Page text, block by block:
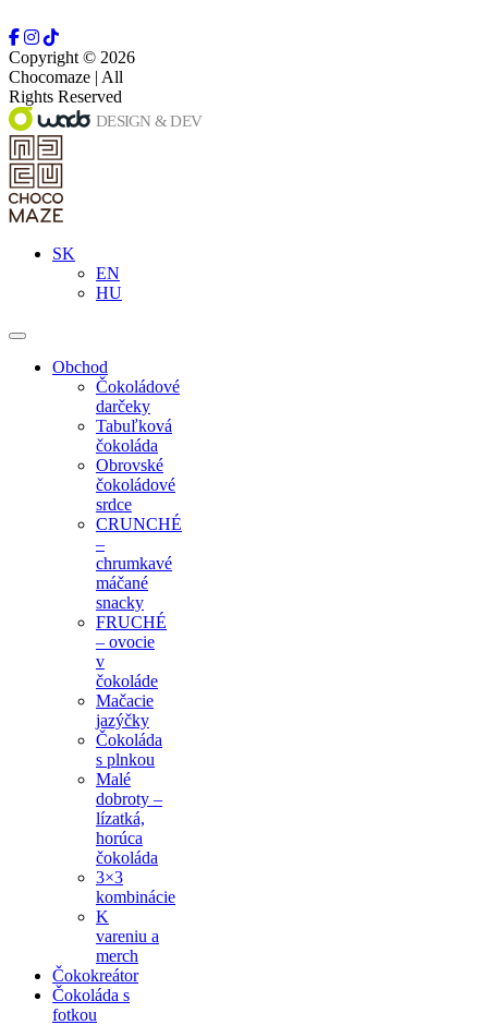
Copyright © 2026
Chocomaze | All
Rights Reserved
SK
EN
HU
Obchod
Čokoládové
darčeky
Tabuľková
čokoláda
Obrovské
čokoládové
srdce
CRUNCHÉ
–
chrumkavé
máčané
snacky
FRUCHÉ
– ovocie
v
čokoláde
Mačacie
jazýčky
Čokoláda
s plnkou
Malé
dobroty –
lízatká,
horúca
čokoláda
3×3
kombinácie
K
vareniu a
merch
Čokokreátor
Čokoláda s
fotkou